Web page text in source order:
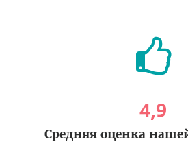
4,9
Средняя оценка